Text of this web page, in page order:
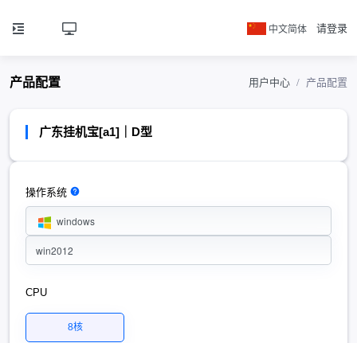
中文简体 请登录
产品配置 用户中心 产品配置
广东挂机宝[a1]｜D型
操作系统
windows
win2012
CPU
8核